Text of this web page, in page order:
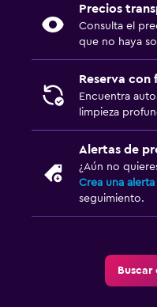
Precios
Consulta el
que no haya
Reserva con
Encuentra
limpieza
Alertas de
¿Aún no
Crea una
seguimiento.